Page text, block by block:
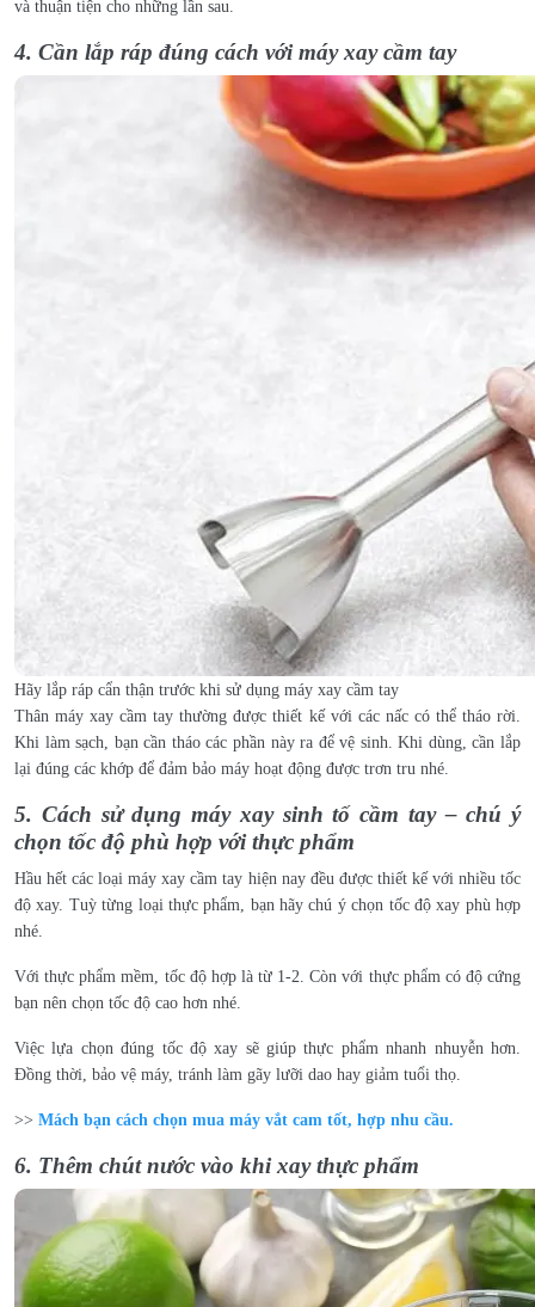
và thuận tiện cho những lần sau.
4. Cần lắp ráp đúng cách với máy xay cầm tay
Hãy lắp ráp cẩn thận trước khi sử dụng máy xay cầm tay
Thân máy xay cầm tay thường được thiết kế với các nấc có thể tháo rời.
Khi làm sạch, bạn cần tháo các phần này ra để vệ sinh. Khi dùng, cần lắp
lại đúng các khớp để đảm bảo máy hoạt động được trơn tru nhé.
5. Cách sử dụng máy xay sinh tố cầm tay – chú ý
chọn tốc độ phù hợp với thực phẩm
Hầu hết các loại máy xay cầm tay hiện nay đều được thiết kế với nhiều tốc
độ xay. Tuỳ từng loại thực phẩm, bạn hãy chú ý chọn tốc độ xay phù hợp
nhé.
Với thực phẩm mềm, tốc độ hợp là từ 1-2. Còn với thực phẩm có độ cứng
bạn nên chọn tốc độ cao hơn nhé.
Việc lựa chọn đúng tốc độ xay sẽ giúp thực phẩm nhanh nhuyễn hơn.
Đồng thời, bảo vệ máy, tránh làm gãy lưỡi dao hay giảm tuổi thọ.
>> Mách bạn cách chọn mua máy vắt cam tốt, hợp nhu cầu.
6. Thêm chút nước vào khi xay thực phẩm